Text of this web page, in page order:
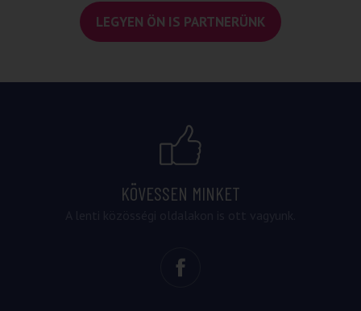
LEGYEN ÖN IS PARTNERÜNK
KÖVESSEN MINKET